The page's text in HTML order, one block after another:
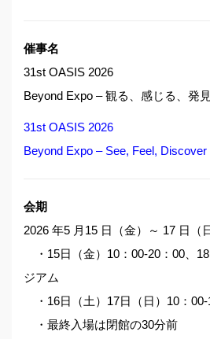
催事名
31st OASIS 2026
Beyond Expo – 観る、感じる、発
31st OASIS 2026
Beyond Expo – See, Feel, Discover
会期
2026 年5 月15 日（金）～ 17 日（
・ 15日（金）10：00-20：00、
ジアム
・ 16日（土）17日（日）10：
・ 最終入場は閉館の30分前